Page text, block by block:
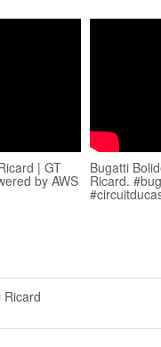
| GT
by AWS
Bugatti
Ricard.